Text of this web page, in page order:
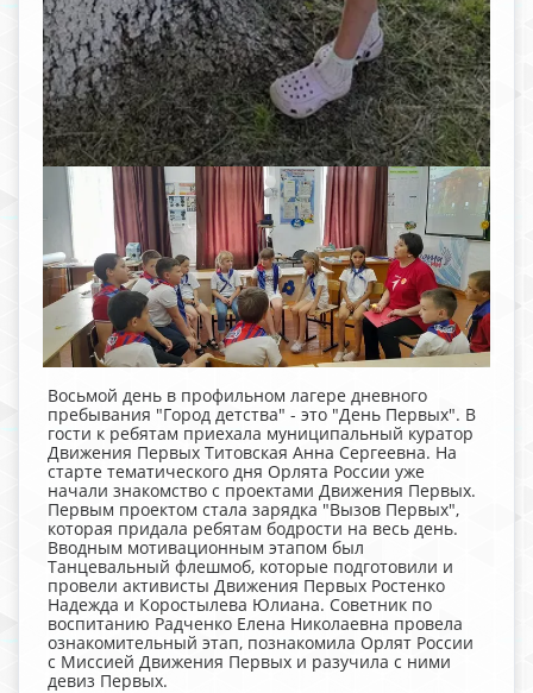
Восьмой день в профильном лагере дневного
пребывания "Город детства" - это "День Первых". В
гости к ребятам приехала муниципальный куратор
Движения Первых Титовская Анна Сергеевна. На
старте тематического дня Орлята России уже
начали знакомство с проектами Движения Первых.
Первым проектом стала зарядка "Вызов Первых",
которая придала ребятам бодрости на весь день.
Вводным мотивационным этапом был
Танцевальный флешмоб, которые подготовили и
провели активисты Движения Первых Ростенко
Надежда и Коростылева Юлиана. Советник по
воспитанию Радченко Елена Николаевна провела
ознакомительный этап, познакомила Орлят России
с Миссией Движения Первых и разучила с ними
девиз Первых.